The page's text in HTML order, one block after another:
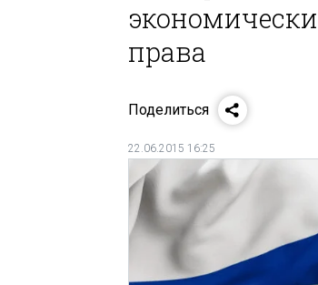
права
Поделиться
22.06.2015 16:25